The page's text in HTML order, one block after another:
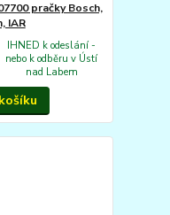
pračky Bosch,
IAR
IHNED k odeslání -
nebo k odběru v Ústí
nad Labem